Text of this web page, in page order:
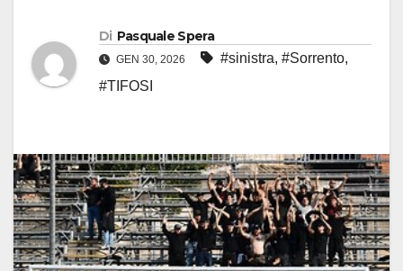
Di Pasquale Spera
GEN 30, 2026 #sinistra, #Sorrento,
#TIFOSI